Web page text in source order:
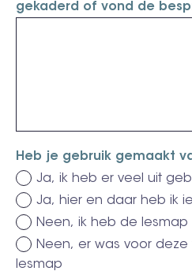
gekaderd of vond de
Heb je gebruik gemaakt
Ja, ik heb er veel uit
Ja, hier en daar heb ik
Neen, ik heb de lesmap
Neen, er was voor
lesmap